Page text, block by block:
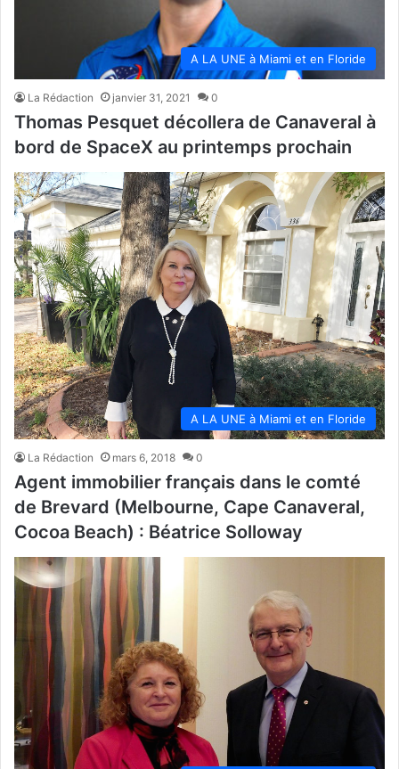
A LA UNE à Miami et en Floride
La Rédaction janvier 31, 2021 0
Thomas Pesquet décollera de Canaveral à
bord de SpaceX au printemps prochain
A LA UNE à Miami et en Floride
La Rédaction mars 6, 2018 0
Agent immobilier français dans le comté
de Brevard (Melbourne, Cape Canaveral,
Cocoa Beach) : Béatrice Solloway